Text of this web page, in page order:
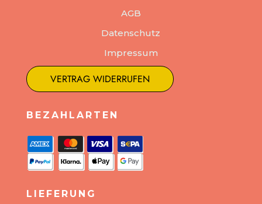
AGB
Datenschutz
Impressum
VERTRAG WIDERRUFEN
BEZAHLARTEN
LIEFERUNG